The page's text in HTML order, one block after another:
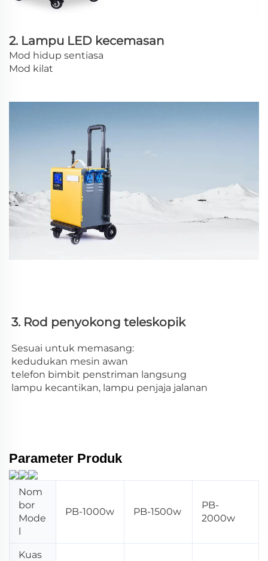
2. Lampu LED kecemasan
Mod hidup sentiasa
Mod kilat
3. Rod penyokong teleskopik
Sesuai untuk memasang:
kedudukan mesin awan
telefon bimbit penstriman langsung
lampu kecantikan, lampu penjaja jalanan
Parameter Produk
Nom
bor
Mode
l
PB-1000w PB-1500w
PB-
2000w
Kuas